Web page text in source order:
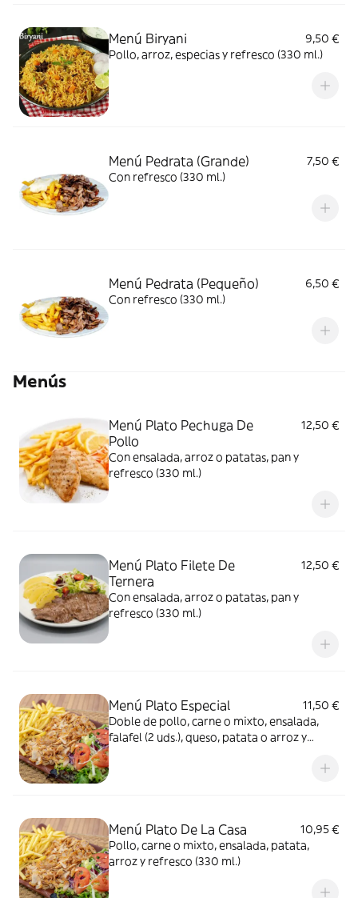
Menú Biryani
9,50 €
Pollo, arroz, especias y refresco (330 ml.)
Menú Pedrata (Grande)
7,50 €
Con refresco (330 ml.)
Menú Pedrata (Pequeño)
6,50 €
Con refresco (330 ml.)
Menús
Menú Plato Pechuga De
Pollo
12,50 €
Con ensalada, arroz o patatas, pan y
refresco (330 ml.)
Menú Plato Filete De
Ternera
12,50 €
Con ensalada, arroz o patatas, pan y
refresco (330 ml.)
Menú Plato Especial
11,50 €
Doble de pollo, carne o mixto, ensalada,
falafel (2 uds.), queso, patata o arroz y
Menú Plato De La Casa
10,95 €
Pollo, carne o mixto, ensalada, patata,
arroz y refresco (330 ml.)